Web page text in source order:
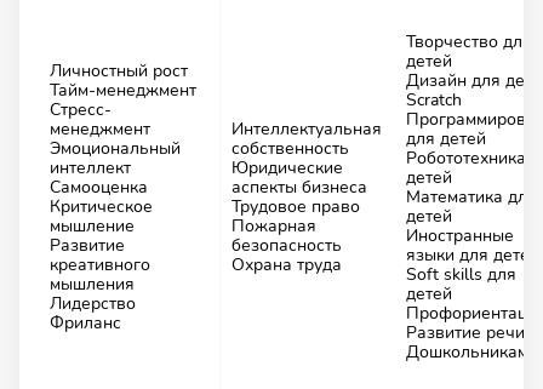
Личностный рост
Тайм-менеджмент
Стресс-
менеджмент
Эмоциональный
интеллект
Самооценка
Критическое
мышление
Развитие
креативного
мышления
Лидерство
Фриланс
Интеллектуальная
собственность
Юридические
аспекты бизнеса
Трудовое право
Пожарная
безопасность
Охрана труда
Творчество для
детей
Дизайн для
Scratch
для детей
Робототехника
детей
Математика для
детей
Иностранные
языки для детей
Soft skills для
детей
Развитие речи
Дошкольникам